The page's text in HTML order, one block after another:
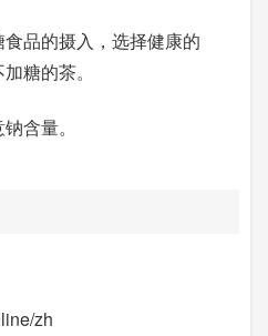
品的摄入，选择健康的
糖的茶。
含量。
zh